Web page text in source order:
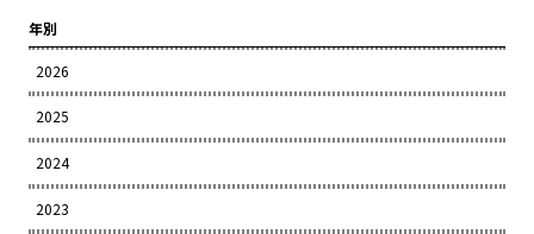
年別
2026
2025
2024
2023